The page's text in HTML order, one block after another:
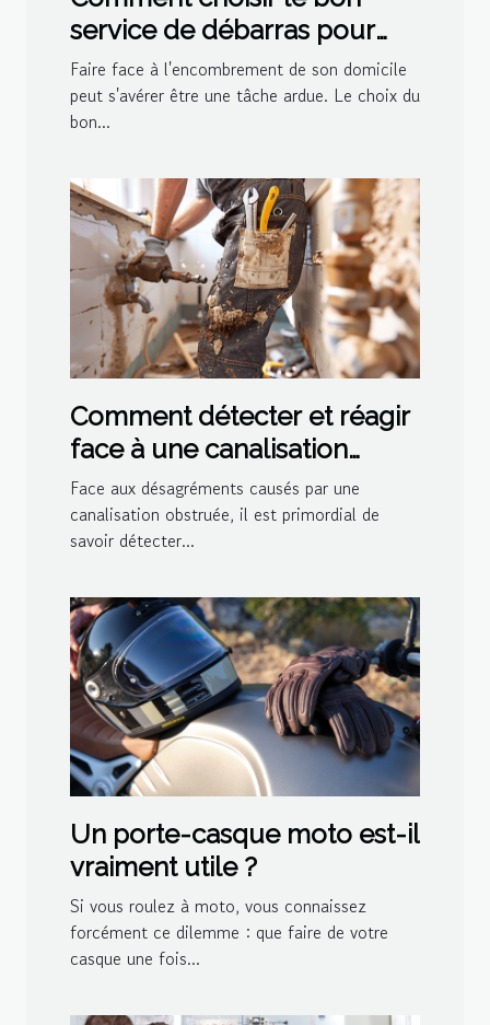
service de débarras pour
votre domicile
Faire face à l'encombrement de son domicile
peut s'avérer être une tâche ardue. Le choix du
bon...
Comment détecter et réagir
face à une canalisation
bouchée
Face aux désagréments causés par une
canalisation obstruée, il est primordial de
savoir détecter...
Un porte-casque moto est-il
vraiment utile ?
Si vous roulez à moto, vous connaissez
forcément ce dilemme : que faire de votre
casque une fois...